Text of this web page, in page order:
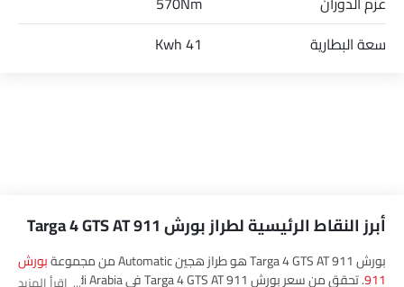
سعة البطارية
41 Kwh
أبرز النقاط الرئيسية لطراز بورش 911 Targa 4 GTS AT
بورش 911 Targa 4 GTS AT هو طراز هجين Automatic من مجموعة
بورش
911
. تحقق من سعر بورش 911 Targa 4 GTS AT في Saudi Arabia. شاهد
اقرأ المزيد